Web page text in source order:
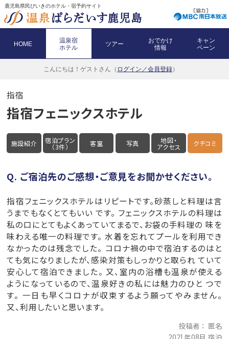
鹿児島県民びいきのホテル・宿予約サイト
HOME
温泉宿
ホテル
ツアー
おでかけ
情報
キャン
ペーン
こんにちは！ ゲストさん（ ログイン／会員登録）
指宿
指宿フェニックスホテル
施設紹介 宿泊プラン
（3件） 客室 写真 地図・
アクセス クチコミ
Q. ご宿泊先のご感想・ご意見をお聞かせください。
指宿フェニックスホテルはリピートです。砂蒸しと料理は言
うまでもなくとてもいい です。 フェニックスホテルの料理は
私の口にとてもよくあっていてまるで、お袋の手料理の 味を
味わえる唯一の料理です。 水着を忘れてプールを利用でき
なかったのは残念でした。 コロナ禍の中で宿泊するのはと
ても気になりましたが、感染対策もしっかりと取られ ていて
安心して宿泊できました。 又、室内の浴槽も温泉が使える
ようになっているので、温泉好きの私には魅力のひと つで
す。 一日も早くコロナが収束するよう願ってやみません。
又、利用したいと思います。
投稿者
匿名
2021年08月 宿泊